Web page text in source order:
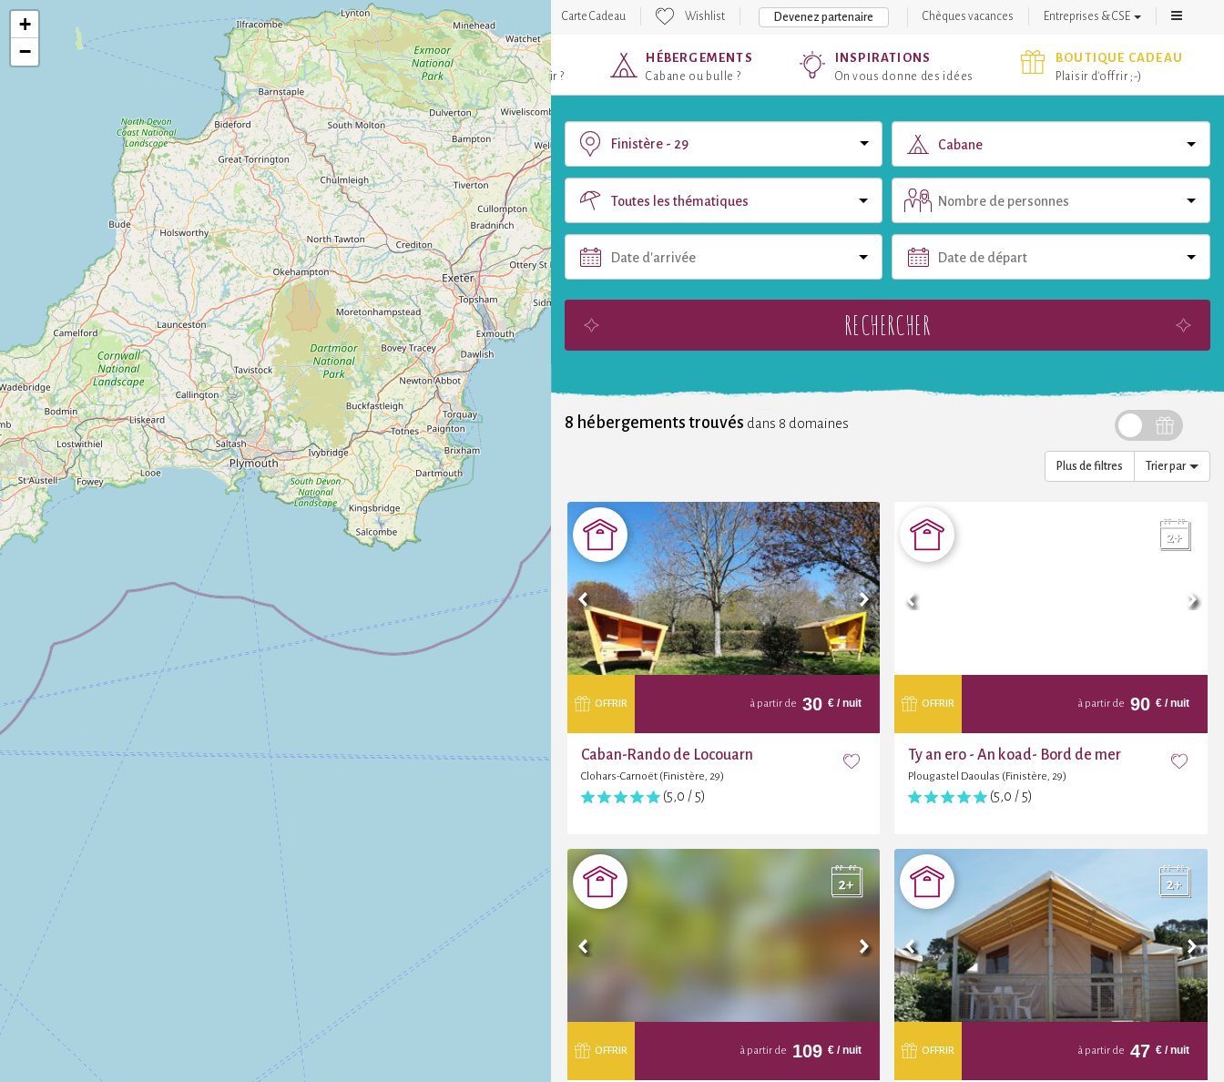
Carte Cadeau Wishlist Devenez partenaire Chèques vacances Entreprises & CSE
AbracadaRoom DESTINATIONS
Où voulez-vous partir ?
HÉBERGEMENTS
Cabane ou bulle ?
INSPIRATIONS
On vous donne des idées
BOUTIQUE CADEAU
Plaisir d'offrir ;-)
+
−
Cabane
Toutes les thématiques Nombre de personnes
Date d'arrivée Date de départ
RECHERCHER
8 hébergements trouvés dans 8 domaines
Plus de filtres
OFFRIR à partir de 30 €/ nuit
Caban-Rando de Locouarn
Clohars-Carnoët (Finistère, 29)
(5,0 / 5)
OFFRIR à partir de 90 € / nuit
Ty an ero - An koad- Bord de mer
Plougastel Daoulas (Finistère, 29)
(5,0 / 5)
OFFRIR à partir de 109 €/ nuit OFFRIR à partir de 47 € / nuit